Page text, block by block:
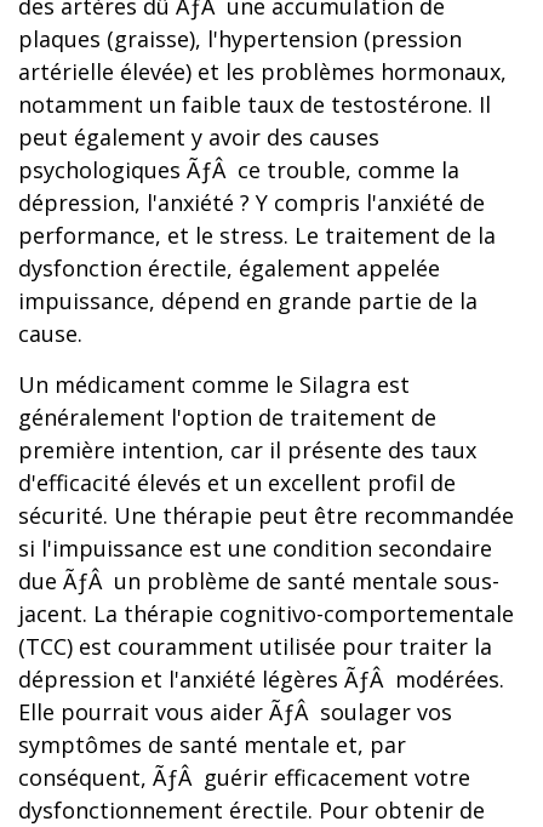
des artères dû ÃƒÂ une accumulation de
plaques (graisse), l'hypertension (pression
artérielle élevée) et les problèmes hormonaux,
notamment un faible taux de testostérone. Il
peut également y avoir des causes
psychologiques ÃƒÂ ce trouble, comme la
dépression, l'anxiété ? Y compris l'anxiété de
performance, et le stress. Le traitement de la
dysfonction érectile, également appelée
impuissance, dépend en grande partie de la
cause.
Un médicament comme le Silagra est
généralement l'option de traitement de
première intention, car il présente des taux
d'efficacité élevés et un excellent profil de
sécurité. Une thérapie peut être recommandée
si l'impuissance est une condition secondaire
due ÃƒÂ un problème de santé mentale sous-
jacent. La thérapie cognitivo-comportementale
(TCC) est couramment utilisée pour traiter la
dépression et l'anxiété légères ÃƒÂ modérées.
Elle pourrait vous aider ÃƒÂ soulager vos
symptômes de santé mentale et, par
conséquent, ÃƒÂ guérir efficacement votre
dysfonctionnement érectile. Pour obtenir de